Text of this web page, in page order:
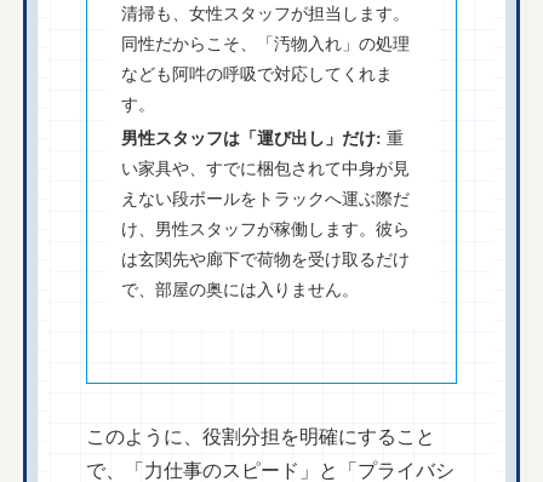
清掃も、女性スタッフが担当します。
同性だからこそ、「汚物入れ」の処理
なども阿吽の呼吸で対応してくれま
す。
男性スタッフは「運び出し」だけ: 重
い家具や、すでに梱包されて中身が見
えない段ボールをトラックへ運ぶ際だ
け、男性スタッフが稼働します。彼ら
は玄関先や廊下で荷物を受け取るだけ
で、部屋の奥には入りません。
このように、役割分担を明確にすること
で、「力仕事のスピード」と「プライバシ